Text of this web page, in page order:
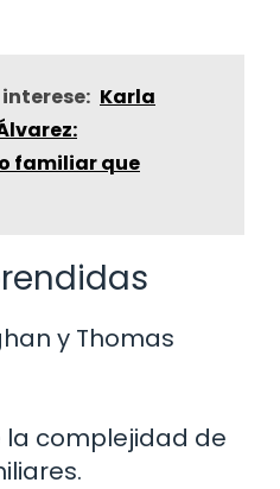
Karla
familiar que
y Thomas
la complejidad de